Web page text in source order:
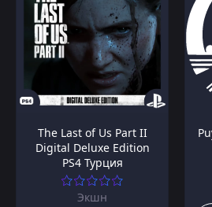
The Last of Us Part II
Digital Deluxe Edition
PS4 Турция
Экшн